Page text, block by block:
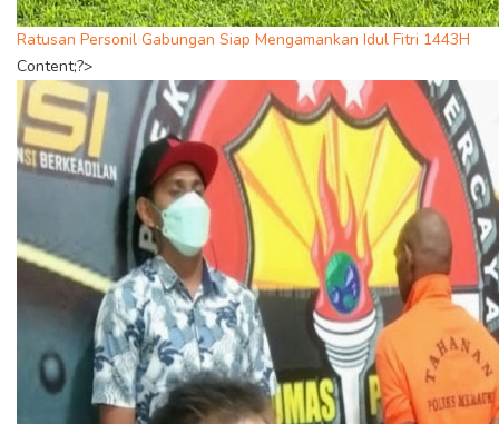
Ratusan Personil Gabungan Siap Mengamankan Idul Fitri 1443H
Content;?>